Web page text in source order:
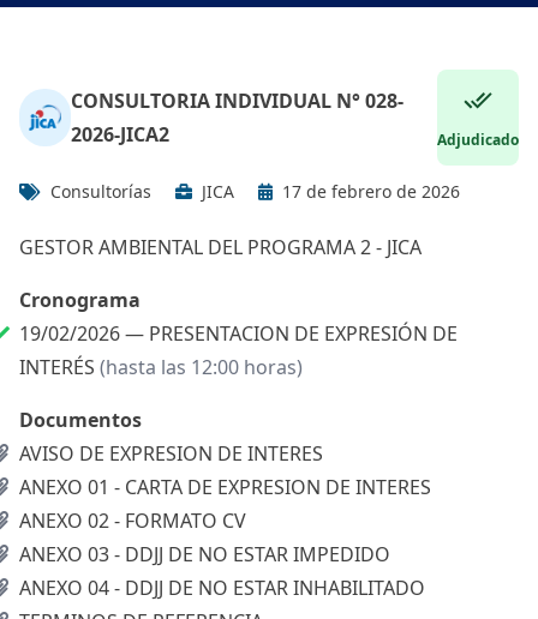
CONSULTORIA INDIVIDUAL N° 028-
2026-JICA2
Adjudicado
Consultorías JICA 17 de febrero de 2026
GESTOR AMBIENTAL DEL PROGRAMA 2 - JICA
Cronograma
19/02/2026 — PRESENTACION DE EXPRESIÓN DE
INTERÉS (hasta las 12:00 horas)
Documentos
AVISO DE EXPRESION DE INTERES
ANEXO 01 - CARTA DE EXPRESION DE INTERES
ANEXO 02 - FORMATO CV
ANEXO 03 - DDJJ DE NO ESTAR IMPEDIDO
ANEXO 04 - DDJJ DE NO ESTAR INHABILITADO